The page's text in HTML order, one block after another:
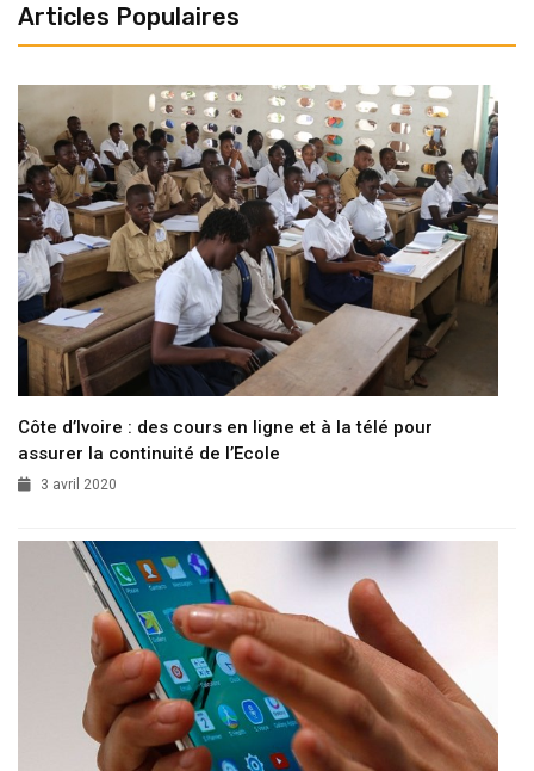
Articles Populaires
Côte d’Ivoire : des cours en ligne et à la télé pour
assurer la continuité de l’Ecole
3 avril 2020